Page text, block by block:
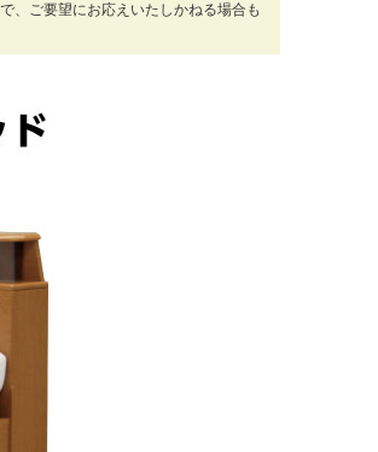
、ご要望にお応えいたしかねる場合も